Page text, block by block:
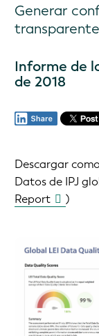
Generar
Informe de
de 2018
Descargar
Datos de IPJ
Report
)